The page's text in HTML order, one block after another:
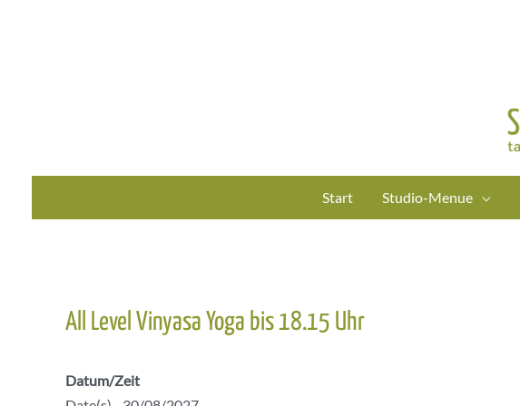
Start Studio-Menue
All Level Vinyasa Yoga bis 18.15 Uhr
Datum/Zeit